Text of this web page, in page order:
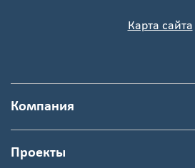
Карта сайта
Компания
Проекты